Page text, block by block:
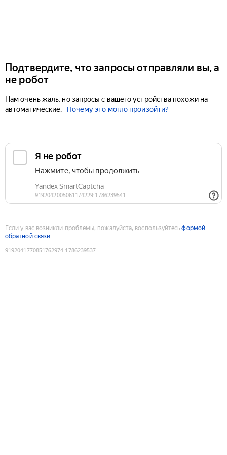
Подтвердите, что запросы отправляли вы, а
не робот
Нам очень жаль, но запросы с вашего устройства похожи на
автоматические.
Почему это могло произойти?
Если у вас возникли проблемы, пожалуйста, воспользуйтесьформой
обратной связи
9192041770851762974:1786239537